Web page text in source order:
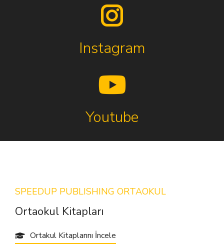
Instagram
Youtube
SPEEDUP PUBLISHING ORTAOKUL
Ortaokul Kitapları
Ortakul Kitaplarını İncele